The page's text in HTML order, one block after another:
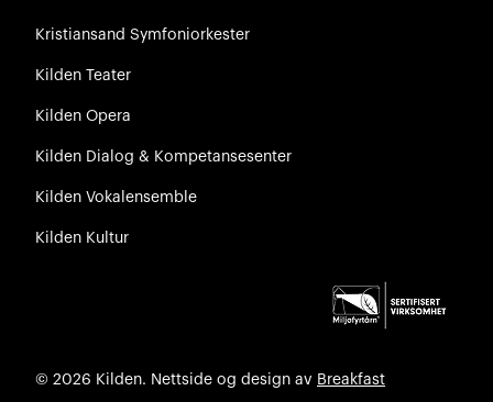
Kristiansand Symfoniorkester
Kilden Teater
Kilden Opera
Kilden Dialog & Kompetansesenter
Kilden Vokalensemble
Kilden Kultur
© 2026 Kilden. Nettside og design av Breakfast